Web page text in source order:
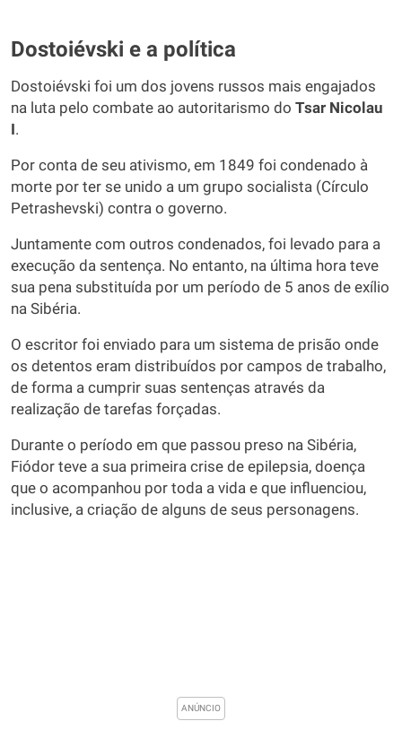
Dostoiévski e a política
Dostoiévski foi um dos jovens russos mais engajados
na luta pelo combate ao autoritarismo do Tsar Nicolau
.
Por conta de seu ativismo, em 1849 foi condenado à
morte por ter se unido a um grupo socialista (Círculo
Petrashevski) contra o governo.
Juntamente com outros condenados, foi levado para a
execução da sentença. No entanto, na última hora teve
sua pena substituída por um período de 5 anos de exílio
na Sibéria.
O escritor foi enviado para um sistema de prisão onde
os detentos eram distribuídos por campos de trabalho,
de forma a cumprir suas sentenças através da
realização de tarefas forçadas.
Durante o período em que passou preso na Sibéria,
Fiódor teve a sua primeira crise de epilepsia, doença
que o acompanhou por toda a vida e que influenciou,
inclusive, a criação de alguns de seus personagens.